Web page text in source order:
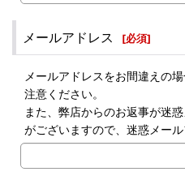
メールアドレス [必須]
メールアドレスをお間違えの
注意ください。
また、弊店からのお返事が迷
がございますので、迷惑メー